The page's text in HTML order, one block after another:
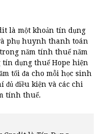
là một khoản tín dụng
phụ huynh thanh toán
năm tính thuế năm
tín dụng thuế Hope hiện
tối đa cho mỗi học sinh
đủ điều kiện và các chi
tính thuế.